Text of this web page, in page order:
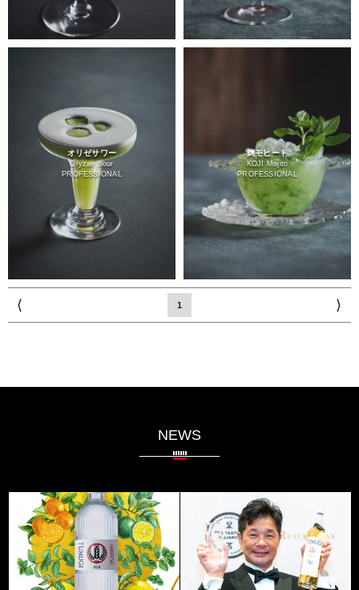
オリゼサワー
Oryzae Sour
PROFESSIONAL
麹モヒート
KOJI Mojito
PROFESSIONAL
1
⟨ ⟩
NEWS